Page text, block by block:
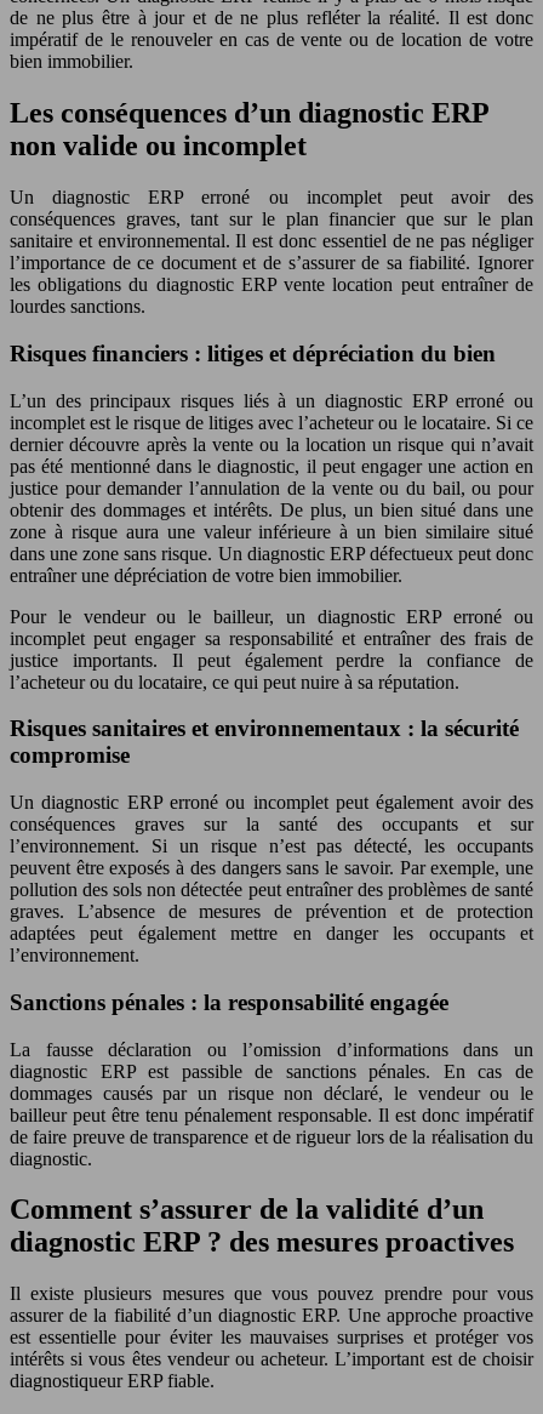
de ne plus être à jour et de ne plus refléter la réalité. Il est donc
impératif de le renouveler en cas de vente ou de location de votre
bien immobilier.
Les conséquences d’un diagnostic ERP
non valide ou incomplet
Un diagnostic ERP erroné ou incomplet peut avoir des
conséquences graves, tant sur le plan financier que sur le plan
sanitaire et environnemental. Il est donc essentiel de ne pas négliger
l’importance de ce document et de s’assurer de sa fiabilité. Ignorer
les obligations du diagnostic ERP vente location peut entraîner de
lourdes sanctions.
Risques financiers : litiges et dépréciation du bien
L’un des principaux risques liés à un diagnostic ERP erroné ou
incomplet est le risque de litiges avec l’acheteur ou le locataire. Si ce
dernier découvre après la vente ou la location un risque qui n’avait
pas été mentionné dans le diagnostic, il peut engager une action en
justice pour demander l’annulation de la vente ou du bail, ou pour
obtenir des dommages et intérêts. De plus, un bien situé dans une
zone à risque aura une valeur inférieure à un bien similaire situé
dans une zone sans risque. Un diagnostic ERP défectueux peut donc
entraîner une dépréciation de votre bien immobilier.
Pour le vendeur ou le bailleur, un diagnostic ERP erroné ou
incomplet peut engager sa responsabilité et entraîner des frais de
justice importants. Il peut également perdre la confiance de
l’acheteur ou du locataire, ce qui peut nuire à sa réputation.
Risques sanitaires et environnementaux : la sécurité
compromise
Un diagnostic ERP erroné ou incomplet peut également avoir des
conséquences graves sur la santé des occupants et sur
l’environnement. Si un risque n’est pas détecté, les occupants
peuvent être exposés à des dangers sans le savoir. Par exemple, une
pollution des sols non détectée peut entraîner des problèmes de santé
graves. L’absence de mesures de prévention et de protection
adaptées peut également mettre en danger les occupants et
l’environnement.
Sanctions pénales : la responsabilité engagée
La fausse déclaration ou l’omission d’informations dans un
diagnostic ERP est passible de sanctions pénales. En cas de
dommages causés par un risque non déclaré, le vendeur ou le
bailleur peut être tenu pénalement responsable. Il est donc impératif
de faire preuve de transparence et de rigueur lors de la réalisation du
diagnostic.
Comment s’assurer de la validité d’un
diagnostic ERP ? des mesures proactives
Il existe plusieurs mesures que vous pouvez prendre pour vous
assurer de la fiabilité d’un diagnostic ERP. Une approche proactive
est essentielle pour éviter les mauvaises surprises et protéger vos
intérêts si vous êtes vendeur ou acheteur. L’important est de choisir
diagnostiqueur ERP fiable.